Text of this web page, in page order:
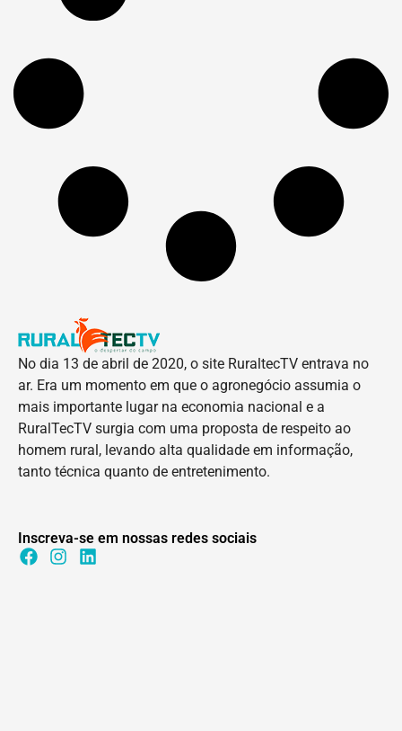
No dia 13 de abril de 2020, o site RuraltecTV entrava no
ar. Era um momento em que o agronegócio assumia o
mais importante lugar na economia nacional e a
RuralTecTV surgia com uma proposta de respeito ao
homem rural, levando alta qualidade em informação,
tanto técnica quanto de entretenimento.
Inscreva-se em nossas redes sociais